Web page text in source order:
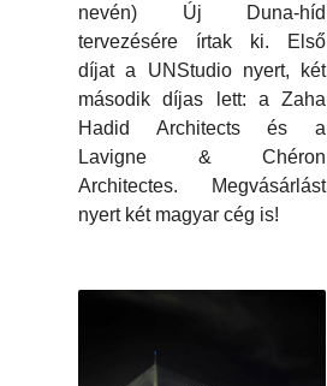
nevén) Új Duna-híd
tervezésére írtak ki. Első
díjat a UNStudio nyert, két
második díjas lett: a Zaha
Hadid Architects és a
Lavigne & Chéron
Architectes. Megvásárlást
nyert két magyar cég is!